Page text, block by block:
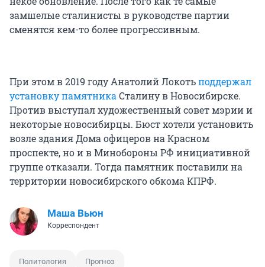
замшелые сталинисты в руководстве партии
сменятся кем-то более прогрессивным.
При этом в 2019 году Анатолий Локотьподдержал
установку памятникаСталину в Новосибирске.
Против выступал художественный совет мэрии и
некоторые новосибирцы. Бюст хотели установить
возле здания Дома офицеров на Красном
проспекте, но и в Минобороны РФ инициативной
группе отказали. Тогда памятник поставили на
территории новосибирского обкома КПРФ.
Маша Вьюн
Корреспондент
Политология Прогноз